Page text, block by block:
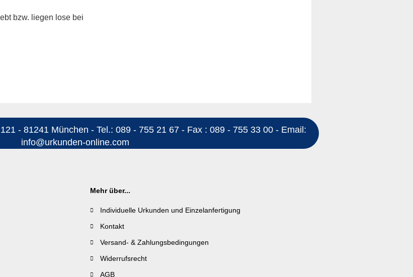
bzw. liegen lose bei
- 81241 München - Tel.: 089 - 755 21 67 - Fax : 089 - 755 33 00 - Email:
info@urkunden-online.com
Mehr über...
Individuelle Urkunden und Einzelanfertigung
Kontakt
Versand- & Zahlungsbedingungen
Widerrufsrecht
AGB